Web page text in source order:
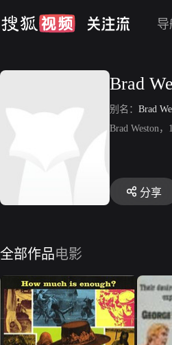
导
Brad
别名： Brad
Brad Weston
分享
全部作品电影